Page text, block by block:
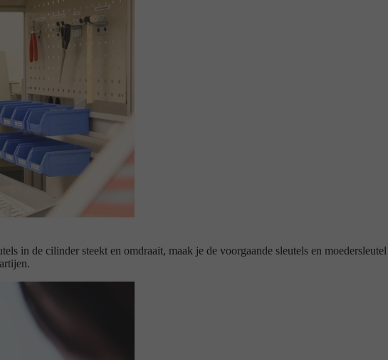
in de cilinder steekt en omdraait, maak je de voorgaande sleutels en